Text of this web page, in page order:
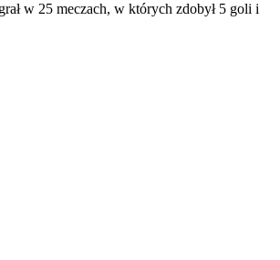
w 25 meczach, w których zdobył 5 goli i